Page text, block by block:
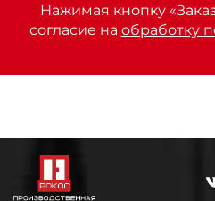
Нажимая кнопку
согласие на обработку